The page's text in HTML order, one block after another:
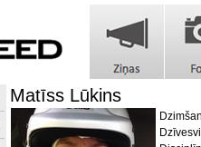
Matīss Lūkins